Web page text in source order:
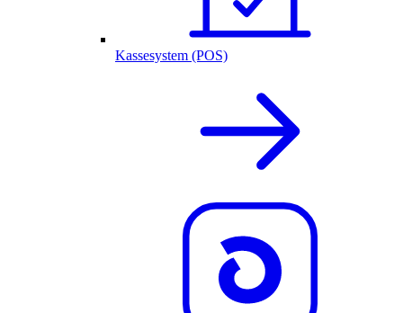
Kassesystem (POS)